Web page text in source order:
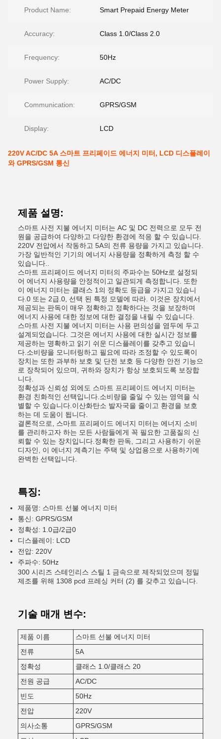
Product Name: Smart Prepaid Energy Meter
Accuracy: Class 1.0/Class 2.0
Frequency: 50Hz
Power Supply: AC/DC
Communication: GPRS/GSM
Display: LCD
220V AC/DC 5A 스마트 프리페이드 에너지 미터, LCD 디스플레이
와 GPRS/GSM 통신
제품 설명:
스마트 사전 지불 에너지 미터는 AC 및 DC 전력으로 모두 전
원을 공급하여 다양하고 다양한 환경에 적응 할 수 있습니다.
220V 전압에서 작동하고 5A의 전류 용량을 가지고 있습니다.
가장 일반적인 기기의 에너지 사용량을 정확하게 측정 할 수
있습니다..
스마트 프리페이드 에너지 미터의 주파수는 50Hz로 설정되
어 에너지 사용량을 안정적이고 일관되게 측정합니다. 또한
이 에너지 미터는 클래스 1의 정확도 등급을 가지고 있습니
다.0 또는 2급.0, 선택 된 특정 모델에 따라. 이것은 장치에서
제공되는 판독이 매우 정확하고 정확하다는 것을 보장하며
에너지 사용에 대한 정보에 대한 결정을 내릴 수 있습니다.
스마트 사전 지불 에너지 미터는 사용 편의성을 염두에 두고
설계되었습니다. 그것은 에너지 사용에 대한 실시간 정보를
제공하는 명확하고 읽기 쉬운 디스플레이를 갖추고 있습니
다.소비량을 모니터링하고 필요에 따라 조정할 수 있도록이
장치는 또한 과부하 보호 및 단전 보호 등 다양한 안전 기능으
로 장착되어 있으며, 귀하와 장치가 항상 보호되도록 보장합
니다.
정확성과 신뢰성 외에도 스마트 프리페이드 에너지 미터는
환경 친화적인 선택입니다.소비량을 줄일 수 있는 영역을 식
별할 수 있습니다.이산화탄소 발자국을 줄이고 환경을 보호
하는 데 도움이 됩니다.
결론적으로, 스마트 프리페이드 에너지 미터는 에너지 소비
를 관리하고자 하는 모든 사람들에게 꼭 필요한 고품질의 신
뢰할 수 있는 장치입니다.정확한 판독, 그리고 사용하기 쉬운
디자인, 이 에너지 계측기는 주택 및 상업용으로 사용하기에
완벽한 선택입니다.
특징:
제품명: 스마트 선불 에너지 미터
통신: GPRS/GSM
정확성: 1.0급/2급0
디스플레이: LCD
전압: 220V
주파수: 50Hz
300 시리즈 스테인리스 스틸 1 금속으로 제작되었으며 정밀
제조를 위해 1308 pcd 프레싱 커터 (2) 를 갖추고 있습니다.
기술 매개 변수:
제품 이름
스마트 선불 에너지 미터
전류
5A
정확성
클래스 1.0/클래스 20
전원 공급
AC/DC
빈도
50Hz
전압
220V
의사소통
GPRS/GSM